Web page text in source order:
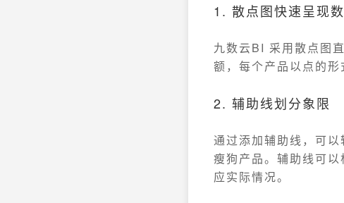
1. 散点图快速呈现
九数云BI 采用散点图
额，每个产品以点的形
2. 辅助线划分象限
通过添加辅助线，可
瘦狗产品。辅助线可
应实际情况。